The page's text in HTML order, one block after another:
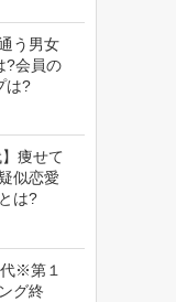
う男女
?会員の
は?
】痩せて
似恋愛
は?
※第１
グ終